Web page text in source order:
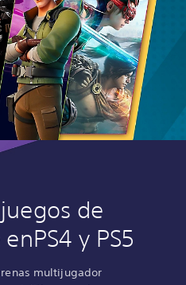
de
y PS5
multijugador